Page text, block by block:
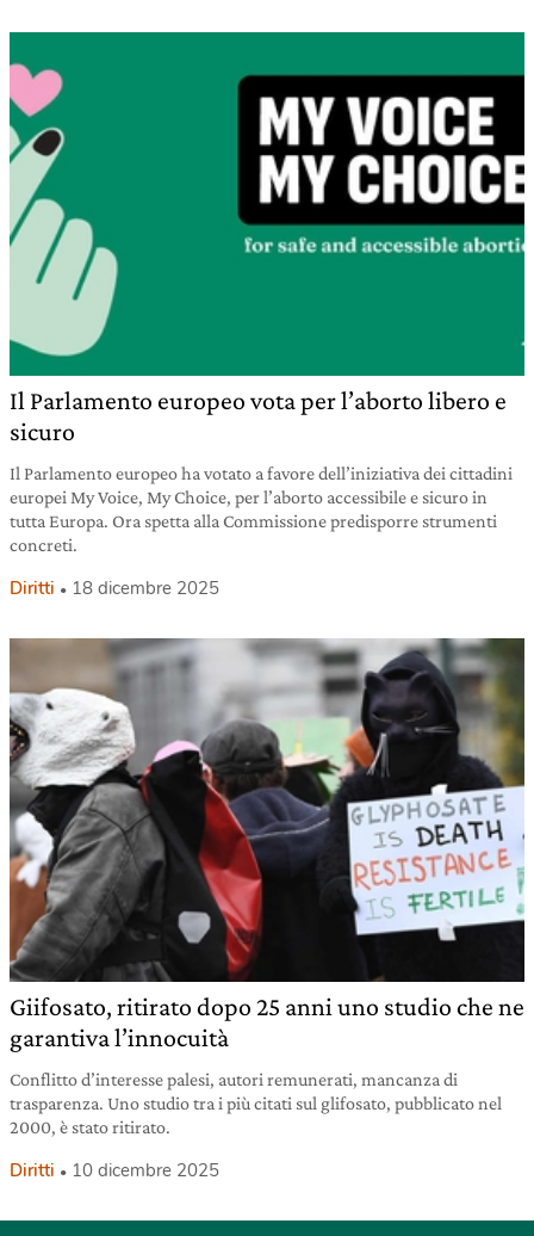
Il Parlamento europeo vota per l’aborto libero e
sicuro
Il Parlamento europeo ha votato a favore dell’iniziativa dei cittadini
europei My Voice, My Choice, per l’aborto accessibile e sicuro in
tutta Europa. Ora spetta alla Commissione predisporre strumenti
concreti.
Diritti 18 dicembre 2025
Giifosato, ritirato dopo 25 anni uno studio che ne
garantiva l’innocuità
Conflitto d’interesse palesi, autori remunerati, mancanza di
trasparenza. Uno studio tra i più citati sul glifosato, pubblicato nel
2000, è stato ritirato.
Diritti 10 dicembre 2025